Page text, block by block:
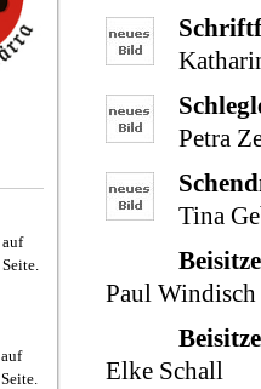
auf
Seite.
Seite.
Petra
Tina
Paul Windisch
Elke Schall